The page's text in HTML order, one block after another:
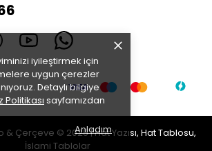
iyileştirmek için
uygun çerezler
Detaylı bilgiye
Politikası sayfamızdan
Anladım
Çerçeve © 2025 | Hat Yazısı, Hat Tablosu,
İslami Tablolar